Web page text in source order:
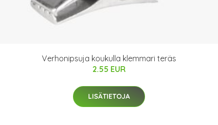
Verhonipsuja koukulla klemmari teräs
2.55 EUR
LISÄTIETOJA